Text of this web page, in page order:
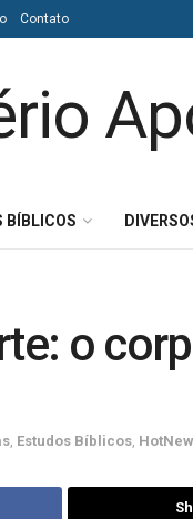
Contato
BÍBLICOS
o
Estudos Bíblicos